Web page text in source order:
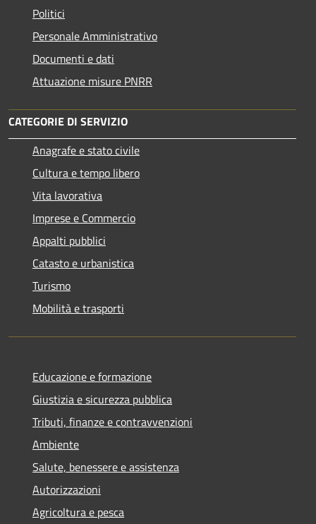
Politici
Personale Amministrativo
Documenti e dati
Attuazione misure PNRR
CATEGORIE DI SERVIZIO
Anagrafe e stato civile
Cultura e tempo libero
Vita lavorativa
Imprese e Commercio
Appalti pubblici
Catasto e urbanistica
Turismo
Mobilità e trasporti
Educazione e formazione
Giustizia e sicurezza pubblica
Tributi, finanze e contravvenzioni
Ambiente
Salute, benessere e assistenza
Autorizzazioni
Agricoltura e pesca